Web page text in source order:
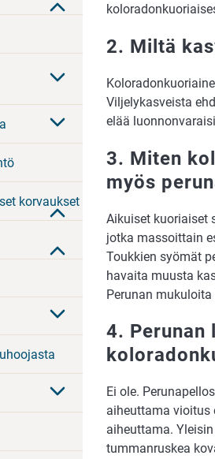
korvaukset
2. Miltä
Viljelykasveista
elää
3. Miten
myös
Aikuiset kuoriaiset
jotka massoittain
Toukkien syömät
havaita muusta
Perunan
4. Perunan
Ei ole.
aiheuttama vioitus
aiheuttama.
tummanruskea